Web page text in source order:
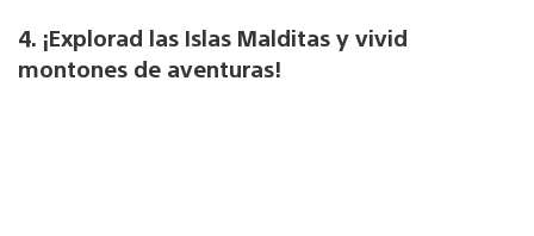
4. ¡Explorad las Islas Malditas y vivid
montones de aventuras!